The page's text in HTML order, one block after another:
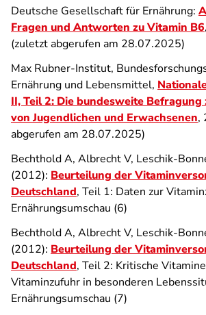
Deutsche Gesellschaft für Ernährung:
Fragen und Antworten zu Vitamin B6
(zuletzt abgerufen am 28.07.2025)
Max Rubner-Institut,
Ernährung und Lebensmittel,
II, Teil 2: Die bundesweite
von Jugendlichen und Erwachsenen,
abgerufen am 28.07.2025)
Bechthold A, Albrecht V, Leschik-
(2012): Beurteilung der
Deutschland, Teil 1: Daten zur
Ernährungsumschau (6)
Bechthold A, Albrecht V, Leschik-
(2012): Beurteilung der
Deutschland, Teil 2: Kritische
Vitaminzufuhr in besonderen
Ernährungsumschau (7)